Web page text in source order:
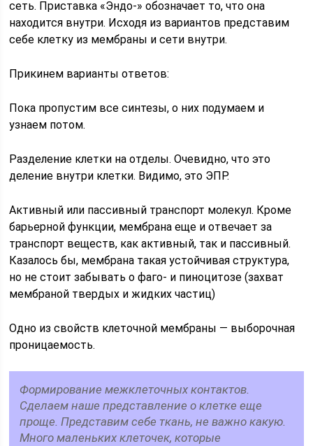
сеть. Приставка «Эндо-» обозначает то, что она
находится внутри. Исходя из вариантов представим
себе клетку из мембраны и сети внутри.
Прикинем варианты ответов:
Пока пропустим все синтезы, о них подумаем и
узнаем потом.
Разделение клетки на отделы. Очевидно, что это
деление внутри клетки. Видимо, это ЭПР.
Активный или пассивный транспорт молекул. Кроме
барьерной функции, мембрана еще и отвечает за
транспорт веществ, как активный, так и пассивный.
Казалось бы, мембрана такая устойчивая структура,
но не стоит забывать о фаго- и пиноцитозе (захват
мембраной твердых и жидких частиц)
Одно из свойств клеточной мембраны — выборочная
проницаемость.
Формирование межклеточных контактов.
Сделаем наше представление о клетке еще
проще. Представим себе ткань, не важно какую.
Много маленьких клеточек, которые